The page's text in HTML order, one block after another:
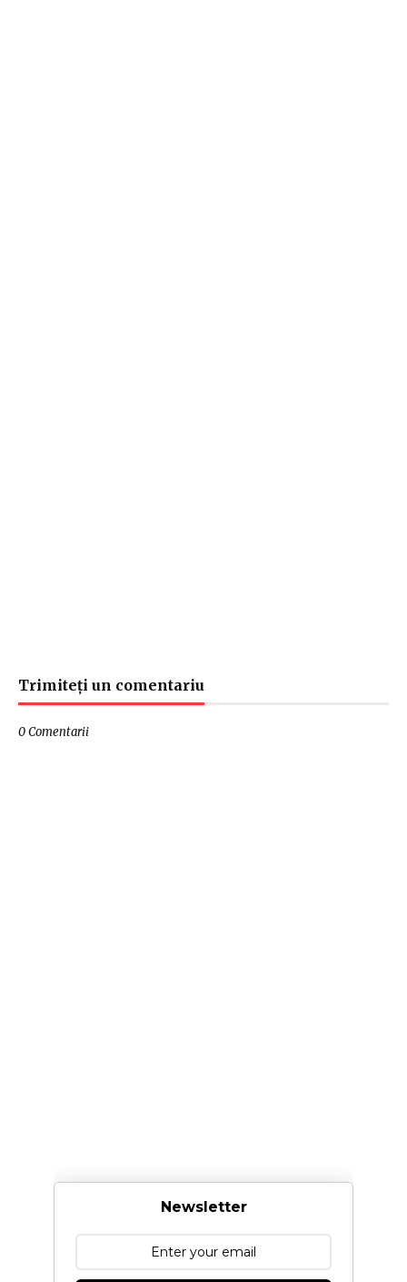
Trimiteți un comentariu
0 Comentarii
Newsletter